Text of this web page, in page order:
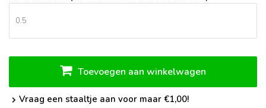
Toevoegen aan winkelwagen
Vraag een staaltje aan voor maar €1,00!